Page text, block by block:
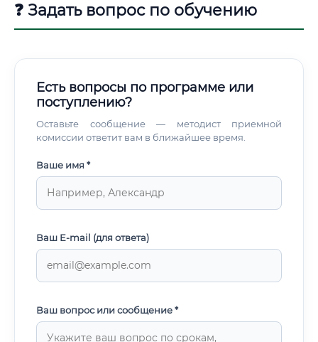
❓ Задать вопрос по обучению
Есть вопросы по программе или
поступлению?
Оставьте сообщение — методист приемной
комиссии ответит вам в ближайшее время.
Ваше имя *
Ваш E-mail (для ответа)
Ваш вопрос или сообщение *